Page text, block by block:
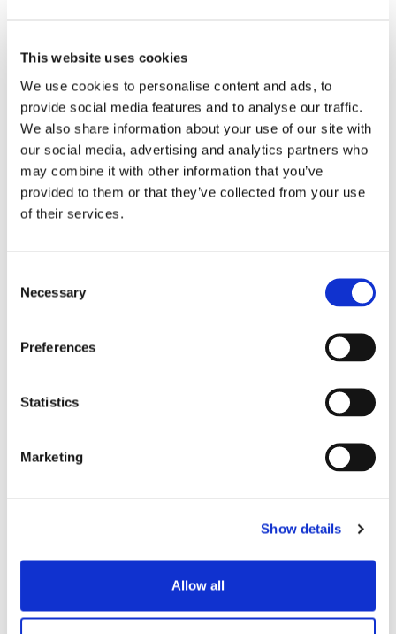
This website uses cookies
We use cookies to personalise content and ads, to
provide social media features and to analyse our traffic.
We also share information about your use of our site with
our social media, advertising and analytics partners who
may combine it with other information that you’ve
provided to them or that they’ve collected from your use
of their services.
Selection
Necessary
Preferences
Statistics
Marketing
Show details
Allow all
のスタンピングプロセスは、コスト効率の高い
PIC接続用の垂直およびエッジ・カップリン
グ・オプション
様々なビームプロファイルに対応：拡大、
コリメート
SM、MM、PMファイバーに対応
オードアレイの接続
ミラーは最適な光学設計のためにカスタマ
(本製品は米国輸出管理法の対象となります)。